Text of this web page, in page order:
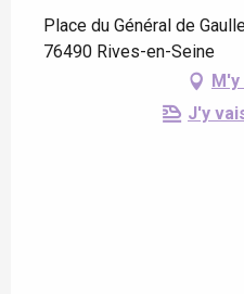
Place du Général de
76490 Rives-en-Seine
J'y